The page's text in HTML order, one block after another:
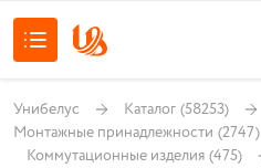
Унибелус Каталог (58253)
Монтажные принадлежности (2747)
Коммутационные изделия (475)